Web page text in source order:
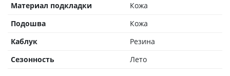
Материал подкладки
Кожа
Подошва
Кожа
Каблук
Резина
Сезонность
Лето